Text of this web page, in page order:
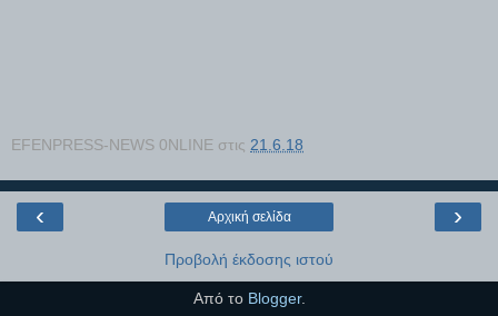
EFENPRESS-NEWS 0NLINE στις 21.6.18
‹ ›
Αρχική σελίδα
Προβολή έκδοσης ιστού
Από το Blogger.